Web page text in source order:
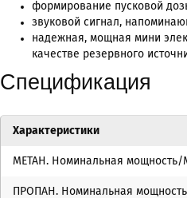
формирование пусковой
звуковой сигнал,
надежная, мощная мини
качестве резервного
Спецификация
Характеристики
МЕТАН. Номинальная мощность/
ПРОПАН. Номинальная